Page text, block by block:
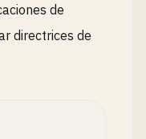
de
directrices de